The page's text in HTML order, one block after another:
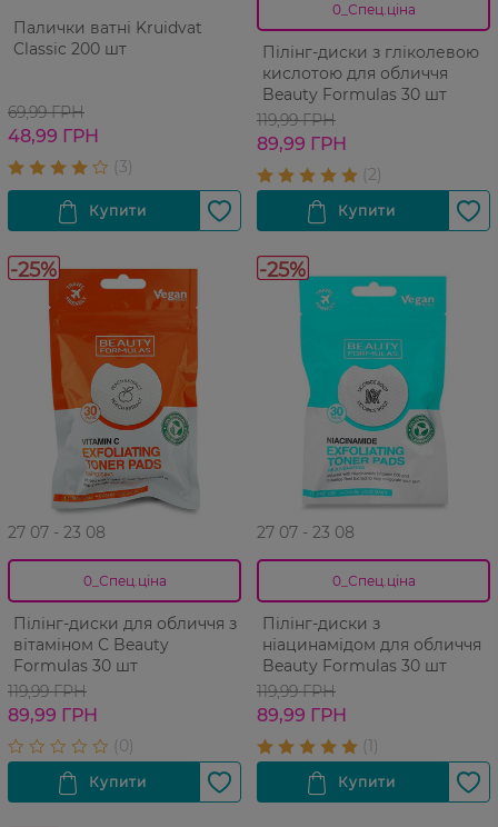
Палички ватні Kruidvat
Classic 200 шт
69,99 ГРН
48,99 ГРН
0_Спец.ціна
Пілінг-диски з гліколевою
кислотою для обличчя
Beauty Formulas 30 шт
119,99 ГРН
89,99 ГРН
-25%
27 07 - 23 08
0_Спец.ціна
Пілінг-диски для обличчя з
вітаміном С Beauty
Formulas 30 шт
119,99 ГРН
89,99 ГРН
-25%
27 07 - 23 08
0_Спец.ціна
Пілінг-диски з
ніацинамідом для обличчя
Beauty Formulas 30 шт
119,99 ГРН
89,99 ГРН